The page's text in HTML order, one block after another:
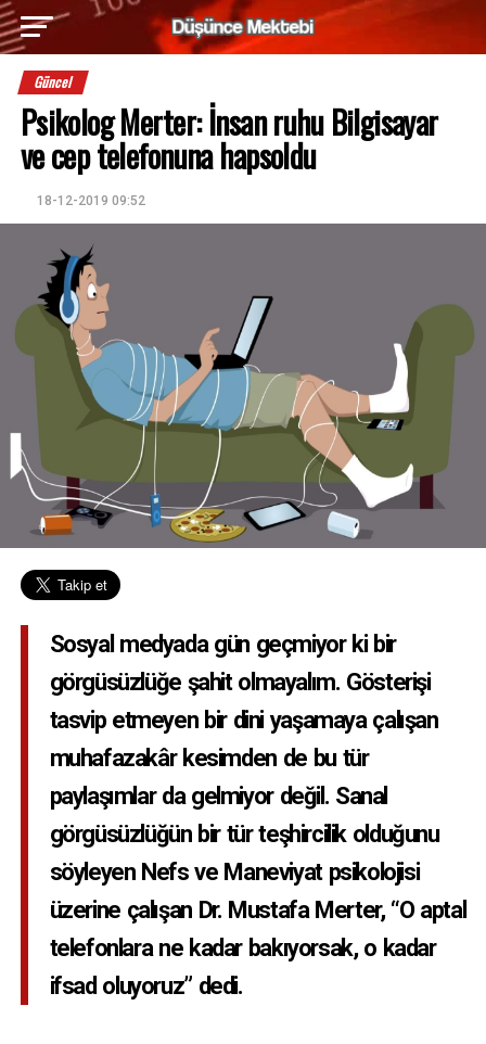
Güncel
Psikolog Merter: İnsan ruhu Bilgisayar
ve cep telefonuna hapsoldu
18-12-2019 09:52
Sosyal medyada gün geçmiyor ki bir
görgüsüzlüğe şahit olmayalım. Gösterişi
tasvip etmeyen bir dini yaşamaya çalışan
muhafazakâr kesimden de bu tür
paylaşımlar da gelmiyor değil. Sanal
görgüsüzlüğün bir tür teşhircilik olduğunu
söyleyen Nefs ve Maneviyat psikolojisi
üzerine çalışan Dr. Mustafa Merter, “O aptal
telefonlara ne kadar bakıyorsak, o kadar
ifsad oluyoruz” dedi.